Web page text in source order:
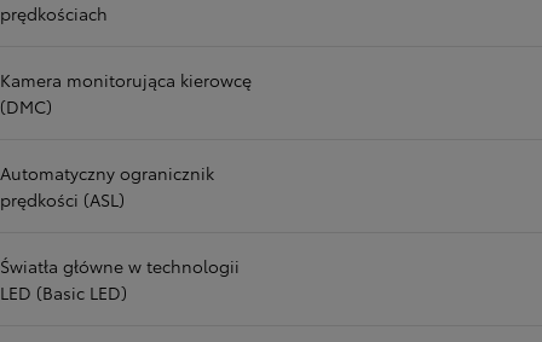
prędkościach
Kamera monitorująca kierowcę
(DMC)
Automatyczny ogranicznik
prędkości (ASL)
Światła główne w technologii
LED (Basic LED)